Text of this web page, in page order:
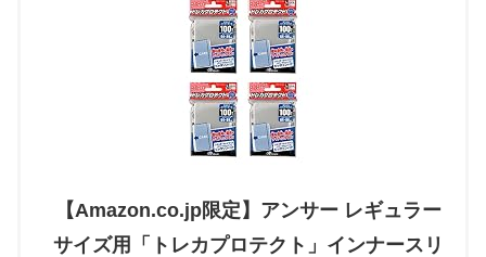
【Amazon.co.jp限定】アンサー レギュラー
サイズ用「トレカプロテクト」インナースリ